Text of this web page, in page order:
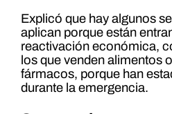
Explicó que hay algunos
aplican porque están
reactivación económica,
los que venden alimentos
fármacos, porque han
durante la emergencia.